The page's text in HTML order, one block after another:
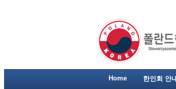
Home 한인회 안